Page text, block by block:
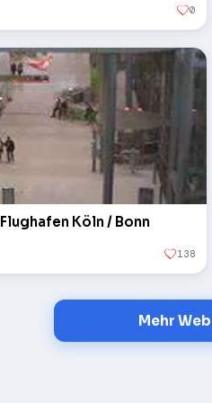
0
Köln / Bonn
138
Mehr